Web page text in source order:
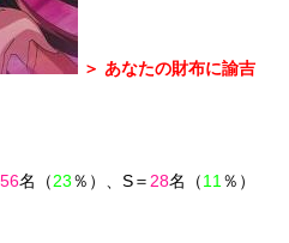
＞ あなたの財布に諭吉
56名（23％）、S＝ 28名（11 ％）